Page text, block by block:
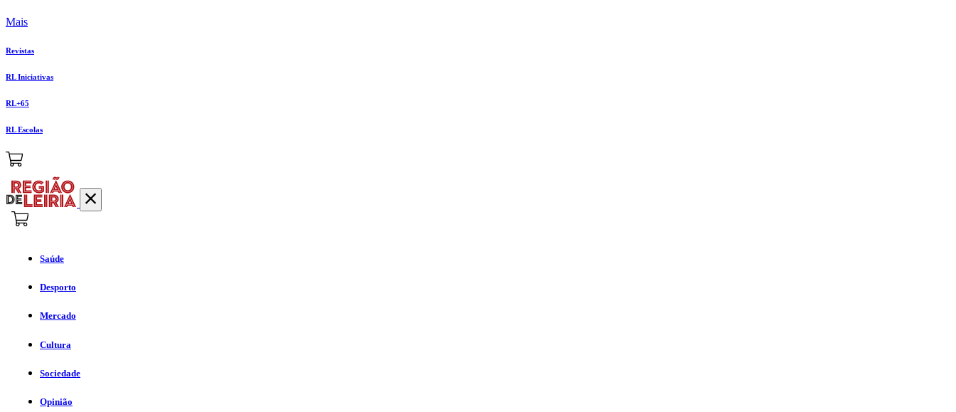
Mais
Revistas
RL Iniciativas
RL+65
RL Escolas
Saúde
Desporto
Mercado
Cultura
Sociedade
Opinião